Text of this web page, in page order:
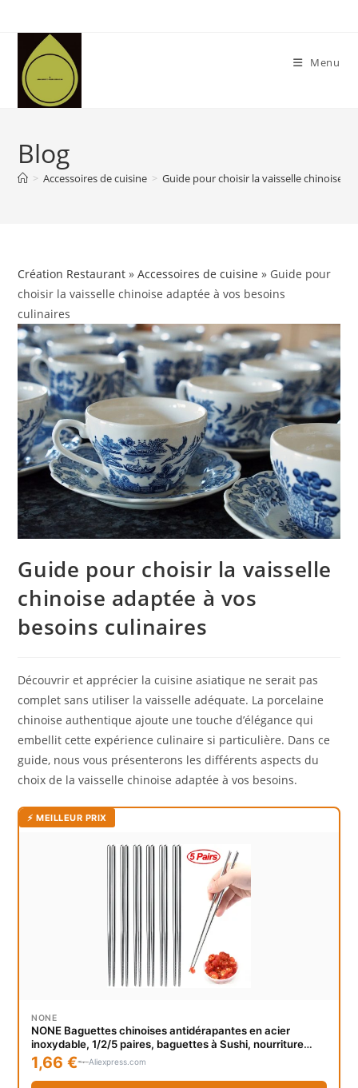
content
Menu
Blog
> Accessoires de cuisine > Guide pour choisir la vaisselle chinoise
Création Restaurant »Accessoires de cuisine » Guide pour
choisir la vaisselle chinoise adaptée à vos besoins
culinaires
Guide pour choisir la vaisselle
chinoise adaptée à vos
besoins culinaires
Découvrir et apprécier la cuisine asiatique ne serait pas
complet sans utiliser la vaisselle adéquate. La porcelaine
chinoise authentique ajoute une touche d’élégance qui
embellit cette expérience culinaire si particulière. Dans ce
guide, nous vous présenterons les différents aspects du
choix de la vaisselle chinoise adaptée à vos besoins.
⚡ MEILLEUR PRIX
NONE
NONE Baguettes chinoises antidérapantes en acier
inoxydable, 1/2/5 paires, baguettes à Sushi, nourriture
coréenne et japonaise, bâtons métalliques, ensemble de
vaisselle de cuisine
1,66 € Aliexpress.com